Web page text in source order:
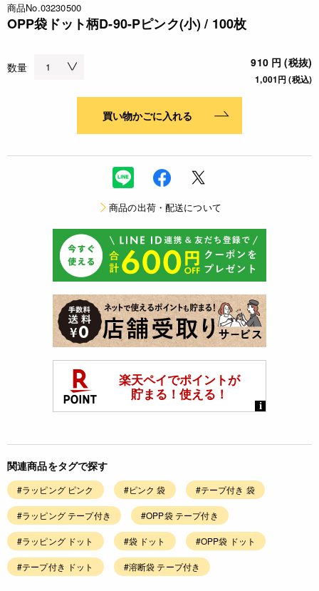
商品No.03230500
OPP袋ドット柄D-90-Pピンク(小) / 100枚
数量 910 円 (税抜)
1,001円 (税込)
買い物かごに入れる
商品の出荷・配送について
関連商品をタグで探す
#ラッピング ピンク #ピンク 袋 #テープ付き 袋
#ラッピング テープ付き #OPP袋 テープ付き
#ラッピング ドット #袋 ドット #OPP袋 ドット
#テープ付き ドット #溶断袋 テープ付き